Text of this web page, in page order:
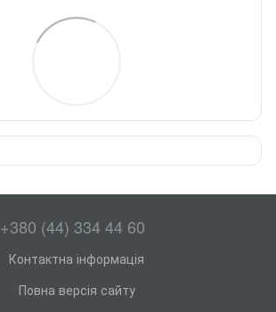
+380 (44) 334 44 60
Контактна інформація
Повна версія сайту